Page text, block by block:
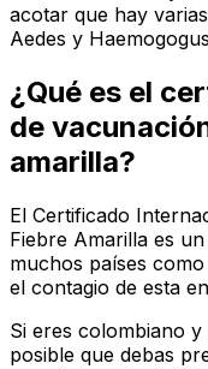
acotar que hay
Aedes y Haemogogus
¿Qué es el
de
amarilla?
El Certificado
Fiebre Amarilla es
muchos países
el contagio de esta
Si eres colombiano
posible que debas